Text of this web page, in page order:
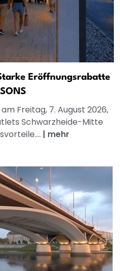
Eröffnungsrabatte
Freitag, 7. August 2026,
Schwarzheide-Mitte
| mehr